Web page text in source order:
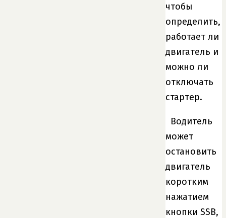
чтобы
определить,
работает ли
двигатель и
можно ли
отключать
стартер.
Водитель
может
остановить
двигатель
коротким
нажатием
кнопки SSB,